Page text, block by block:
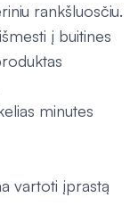
rankšluosčiu.
į buitines
minutes
vartoti įprastą